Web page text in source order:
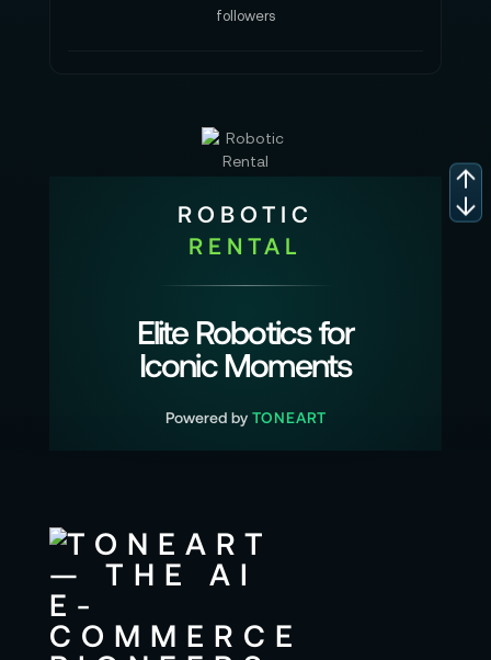
followers
ROBOTIC
RENTAL
Elite Robotics for
Iconic Moments
Powered by TONEART